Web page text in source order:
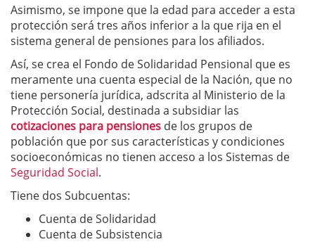
Asimismo, se impone que la edad para acceder a esta
protección será tres años inferior a la que rija en el
sistema general de pensiones para los afiliados.
Así, se crea el Fondo de Solidaridad Pensional que es
meramente una cuenta especial de la Nación, que no
tiene personería jurídica, adscrita al Ministerio de la
Protección Social, destinada a subsidiar las
cotizaciones para pensiones de los grupos de
población que por sus características y condiciones
socioeconómicas no tienen acceso a los Sistemas de
Seguridad Social.
Tiene dos Subcuentas:
Cuenta de Solidaridad
Cuenta de Subsistencia